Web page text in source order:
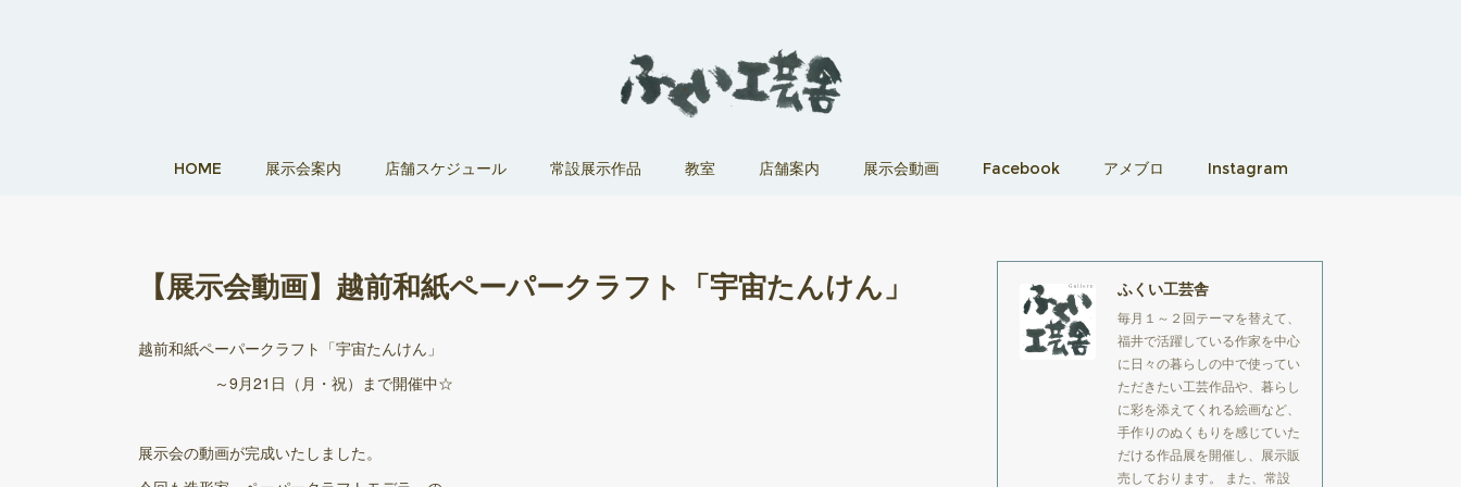
HOME 展示会案内 店舗スケジュール 常設展示作品 教室 店舗案内 展示会動画 Facebook アメブロ Instagram
【展示会動画】越前和紙ペーパークラフト「宇宙たんけん」
越前和紙ペーパークラフト「宇宙たんけん」
～9月21日（月・祝）まで開催中☆
展示会の動画が完成いたしました。
ふくい工芸舎
毎月１～２回テーマを替えて、
福井で活躍している作家を中心
に日々の暮らしの中で使ってい
ただきたい工芸作品や、暮らし
に彩を添えてくれる絵画など、
手作りのぬくもりを感じていた
だける作品展を開催し、展示販
売しております。 また、常設